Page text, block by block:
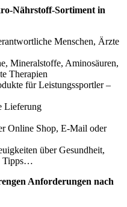
Nährstoff-Sortiment in
Menschen, Ärzte
Mineralstoffe, Aminosäuren,
Therapien
für Leistungssportler –
Lieferung
Online Shop, E-Mail oder
über Gesundheit,
Tipps…
Anforderungen nach